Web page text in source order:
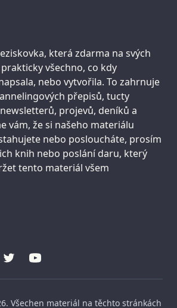
která zdarma na svých
všechno, co kdy
nebo vytvořila. To zahrnuje
přepisů, tucty
projevů, deníků a
vám, že si našeho materiálu
nebo posloucháte, prosím
knih nebo poslání daru, který
tento materiál všem
Všechen materiál na těchto stránkách